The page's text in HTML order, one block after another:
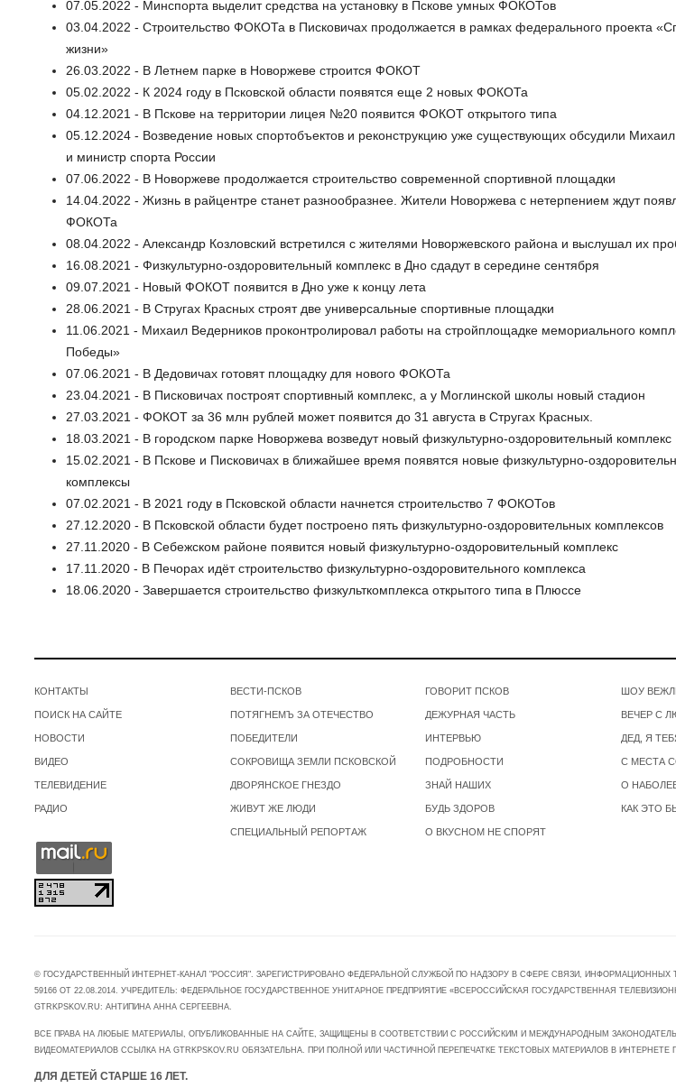
07.05.2022 - Минспорта выделит средства на установку в Пскове умных ФОКОТов
03.04.2022 - Строительство ФОКОТа в Писковичах продолжается в рамках федерального проекта
жизни»
26.03.2022 - В Летнем парке в Новоржеве строится ФОКОТ
05.02.2022 - К 2024 году в Псковской области появятся еще 2 новых ФОКОТа
04.12.2021 - В Пскове на территории лицея №20 появится ФОКОТ открытого типа
05.12.2024 - Возведение новых спортобъектов и реконструкцию уже существующих обсудили
и министр спорта России
07.06.2022 - В Новоржеве продолжается строительство современной спортивной площадки
14.04.2022 - Жизнь в райцентре станет разнообразнее. Жители Новоржева с нетерпением ждут
ФОКОТа
08.04.2022 - Александр Козловский встретился с жителями Новоржевского района и выслушал их
16.08.2021 - Физкультурно-оздоровительный комплекс в Дно сдадут в середине сентября
09.07.2021 - Новый ФОКОТ появится в Дно уже к концу лета
28.06.2021 - В Стругах Красных строят две универсальные спортивные площадки
11.06.2021 - Михаил Ведерников проконтролировал работы на стройплощадке мемориального
Победы»
07.06.2021 - В Дедовичах готовят площадку для нового ФОКОТа
23.04.2021 - В Писковичах построят спортивный комплекс, а у Моглинской школы новый стадион
27.03.2021 - ФОКОТ за 36 млн рублей может появится до 31 августа в Стругах Красных.
18.03.2021 - В городском парке Новоржева возведут новый физкультурно-оздоровительный комплекс
15.02.2021 - В Пскове и Писковичах в ближайшее время появятся новые физкультурно-
комплексы
07.02.2021 - В 2021 году в Псковской области начнется строительство 7 ФОКОТов
27.12.2020 - В Псковской области будет построено пять физкультурно-оздоровительных комплексов
27.11.2020 - В Себежском районе появится новый физкультурно-оздоровительный комплекс
17.11.2020 - В Печорах идёт строительство физкультурно-оздоровительного комплекса
18.06.2020 - Завершается строительство физкульткомплекса открытого типа в Плюссе
КОНТАКТЫ
ПОИСК НА САЙТЕ
НОВОСТИ
ВИДЕО
ТЕЛЕВИДЕНИЕ
РАДИО
ВЕСТИ-ПСКОВ
ПОТЯГНЕМЪ ЗА ОТЕЧЕСТВО
ПОБЕДИТЕЛИ
СОКРОВИЩА ЗЕМЛИ ПСКОВСКОЙ
ДВОРЯНСКОЕ ГНЕЗДО
ЖИВУТ ЖЕ ЛЮДИ
СПЕЦИАЛЬНЫЙ РЕПОРТАЖ
ГОВОРИТ ПСКОВ
ДЕЖУРНАЯ ЧАСТЬ
ИНТЕРВЬЮ
ПОДРОБНОСТИ
ЗНАЙ НАШИХ
БУДЬ ЗДОРОВ
О ВКУСНОМ НЕ СПОРЯТ
ШОУ
ВЕЧЕР С
ДЕД, Я
С МЕСТА
О
КАК ЭТО
© ГОСУДАРСТВЕННЫЙ ИНТЕРНЕТ-КАНАЛ "РОССИЯ". ЗАРЕГИСТРИРОВАНО ФЕДЕРАЛЬНОЙ СЛУЖБОЙ ПО НАДЗОРУ В СФЕРЕ СВЯЗИ,
59166 ОТ 22.08.2014. УЧРЕДИТЕЛЬ: ФЕДЕРАЛЬНОЕ ГОСУДАРСТВЕННОЕ УНИТАРНОЕ ПРЕДПРИЯТИЕ «ВСЕРОССИЙСКАЯ ГОСУДАРСТВЕННАЯ
GTRKPSKOV.RU: АНТИПИНА АННА СЕРГЕЕВНА.
ВСЕ ПРАВА НА ЛЮБЫЕ МАТЕРИАЛЫ, ОПУБЛИКОВАННЫЕ НА САЙТЕ, ЗАЩИЩЕНЫ В СООТВЕТСТВИИ С РОССИЙСКИМ И МЕЖДУНАРОДНЫМ
ВИДЕОМАТЕРИАЛОВ ССЫЛКА НА GTRKPSKOV.RU ОБЯЗАТЕЛЬНА. ПРИ ПОЛНОЙ ИЛИ ЧАСТИЧНОЙ ПЕРЕПЕЧАТКЕ ТЕКСТОВЫХ МАТЕРИАЛОВ В ИНТЕРНЕТЕ
ДЛЯ ДЕТЕЙ СТАРШЕ 16 ЛЕТ.